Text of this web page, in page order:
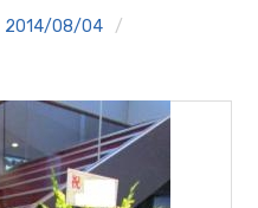
2014/08/04